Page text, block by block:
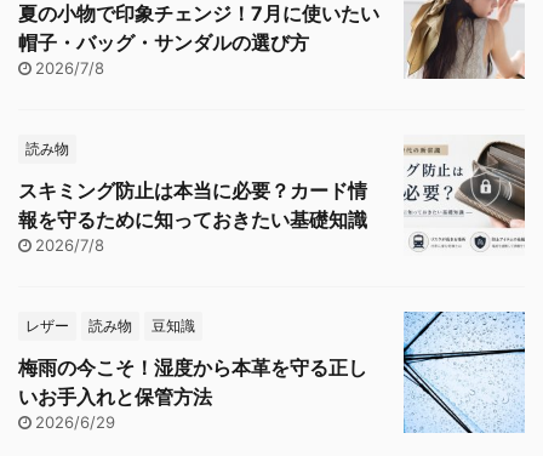
夏の小物で印象チェンジ！7月に使いたい
帽子・バッグ・サンダルの選び方
2026/7/8
読み物
スキミング防止は本当に必要？カード情
報を守るために知っておきたい基礎知識
2026/7/8
レザー 読み物 豆知識
梅雨の今こそ！湿度から本革を守る正し
いお手入れと保管方法
2026/6/29